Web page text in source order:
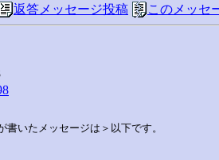
返答メッセージ投稿 このメッセ
いたメッセージは＞以下です。